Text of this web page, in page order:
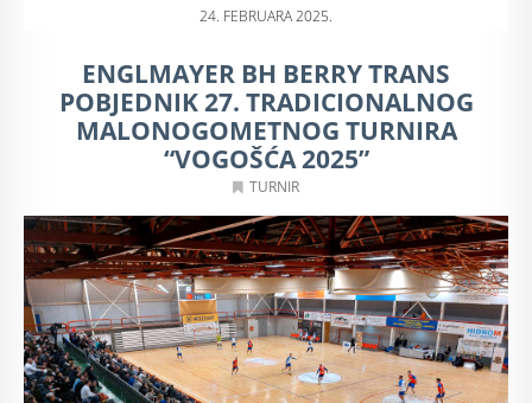
24. FEBRUARA 2025.
ENGLMAYER BH BERRY TRANS
POBJEDNIK 27. TRADICIONALNOG
MALONOGOMETNOG TURNIRA
“VOGOŠĆA 2025”
TURNIR